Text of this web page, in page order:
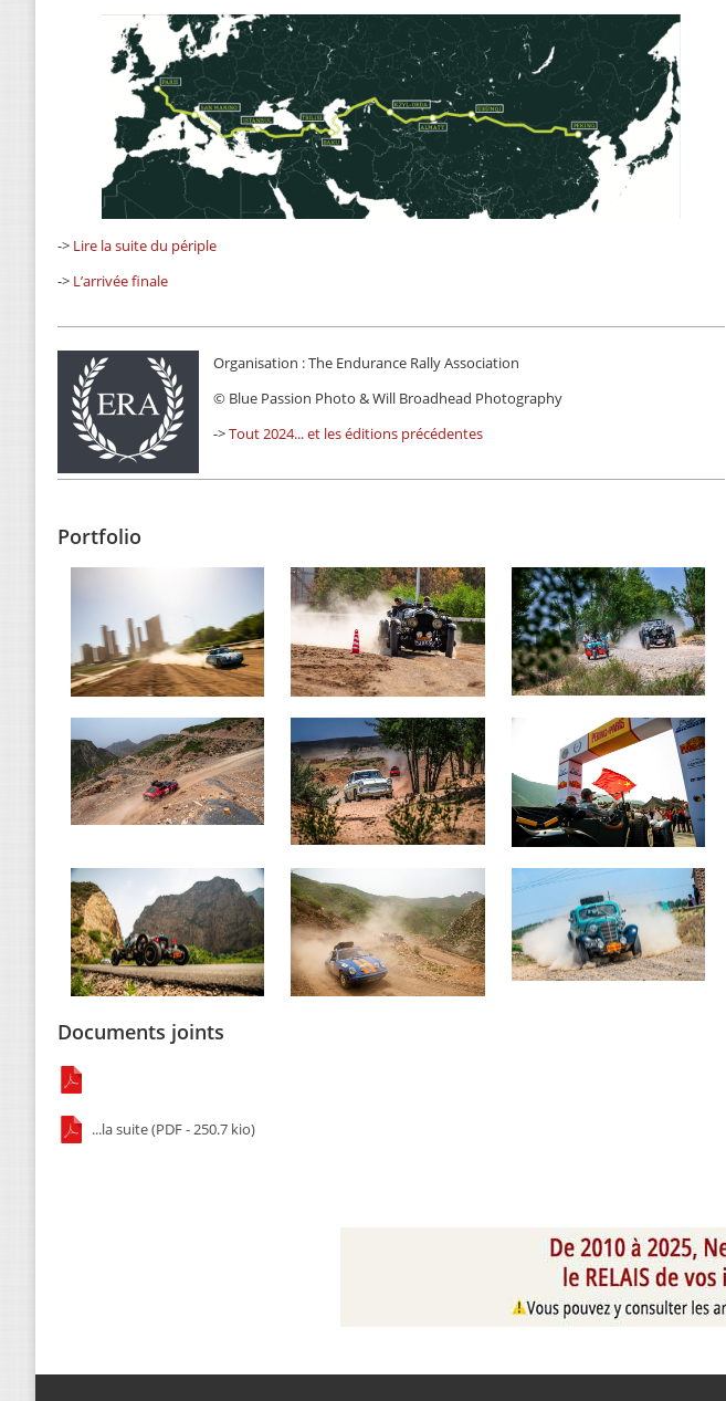
-> Lire la suite du périple
-> L’arrivée finale
Organisation : The Endurance Rally Association
© Blue Passion Photo & Will Broadhead Photography
->Tout 2024... et les éditions précédentes
Portfolio
Documents joints
...la suite (PDF - 250.7 kio)